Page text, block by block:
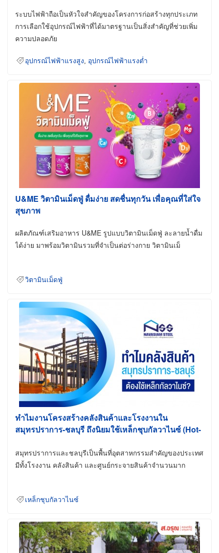
ระบบไฟฟ้าถือเป็นหัวใจสำคัญของโครงการก่อสร้างทุกประเภท
การเลือกใช้อุปกรณ์ไฟฟ้าที่ได้มาตรฐานเป็นสิ่งสำคัญที่ช่วยเพิ่ม
ความปลอดภัย
อุปกรณ์ไฟฟ้าแรงสูง อุปกรณ์ไฟฟ้าแรงต่ำ
U&ME วิตามินเม็ดฟู่ ดื่มง่าย สดชื่นทุกวัน เพื่อคุณที่ใส่ใจ
สุขภาพ
ผลิตภัณฑ์เสริมอาหาร U&ME รูปแบบวิตามินเม็ดฟู่ ละลายน้ำดื่ม
ได้ง่าย มาพร้อมวิตามินรวมที่จำเป็นต่อร่างกาย วิตามินเม็
วิตามินเม็ดฟู่
ทำไมงานโครงสร้างคลังสินค้าและโรงงานใน
สมุทรปราการ-ชลบุรี ถึงนิยมใช้เหล็กชุบกัลวาไนซ์ (Hot-
สมุทรปราการและชลบุรีเป็นพื้นที่อุตสาหกรรมสำคัญของประเทศ
มีทั้งโรงงาน คลังสินค้า และศูนย์กระจายสินค้าจำนวนมาก
เหล็กชุบกัลวาไนซ์